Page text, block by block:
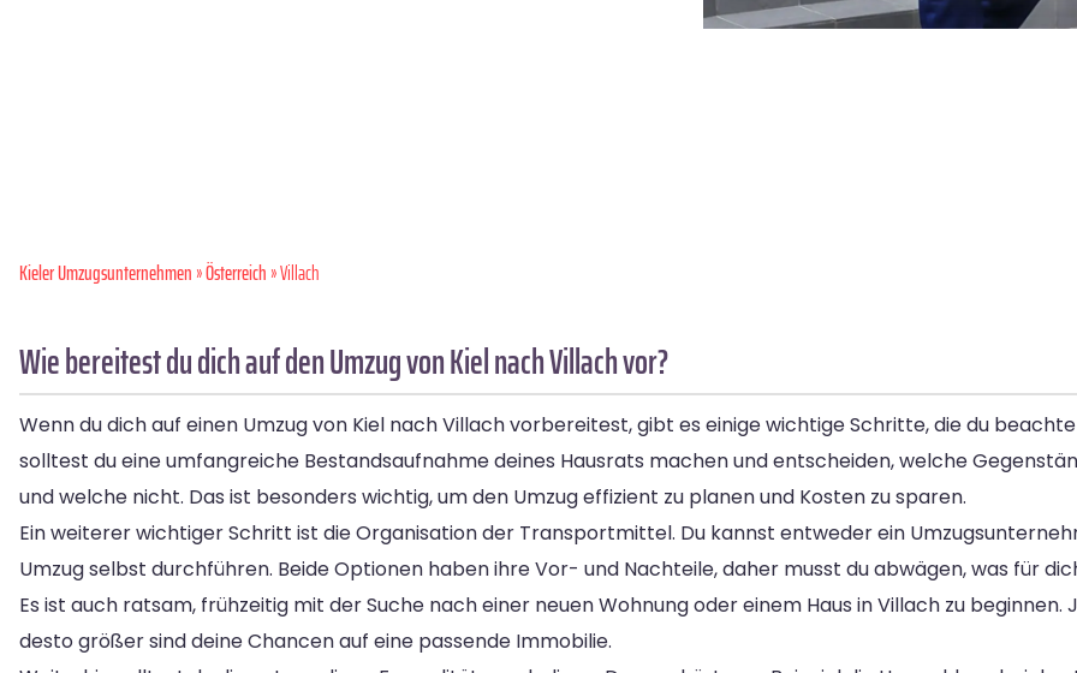
Kieler Umzugsunternehmen»Österreich» Villach
Wie bereitest du dich auf den Umzug von Kiel nach Villach vor?
Wenn du dich auf einen Umzug von Kiel nach Villach vorbereitest, gibt es einige wichtige Schritte, die du
solltest du eine umfangreiche Bestandsaufnahme deines Hausrats machen und entscheiden, welche
und welche nicht. Das ist besonders wichtig, um den Umzug effizient zu planen und Kosten zu sparen.
Ein weiterer wichtiger Schritt ist die Organisation der Transportmittel. Du kannst entweder ein
Umzug selbst durchführen. Beide Optionen haben ihre Vor- und Nachteile, daher musst du abwägen, was für
Es ist auch ratsam, frühzeitig mit der Suche nach einer neuen Wohnung oder einem Haus in Villach zu
desto größer sind deine Chancen auf eine passende Immobilie.